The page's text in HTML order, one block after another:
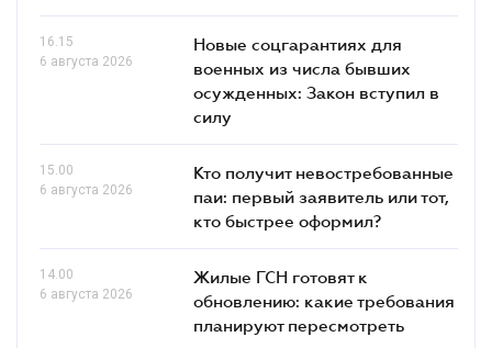
16.15
6 августа 2026
Новые соцгарантиях для
военных из числа бывших
осужденных: Закон вступил в
силу
15.00
6 августа 2026
Кто получит невостребованные
паи: первый заявитель или тот,
кто быстрее оформил?
14.00
6 августа 2026
Жилые ГСН готовят к
обновлению: какие требования
планируют пересмотреть